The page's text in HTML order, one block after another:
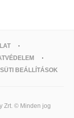
SÜTI BEÁLLÍTÁSOK
Zrt. © Minden jog